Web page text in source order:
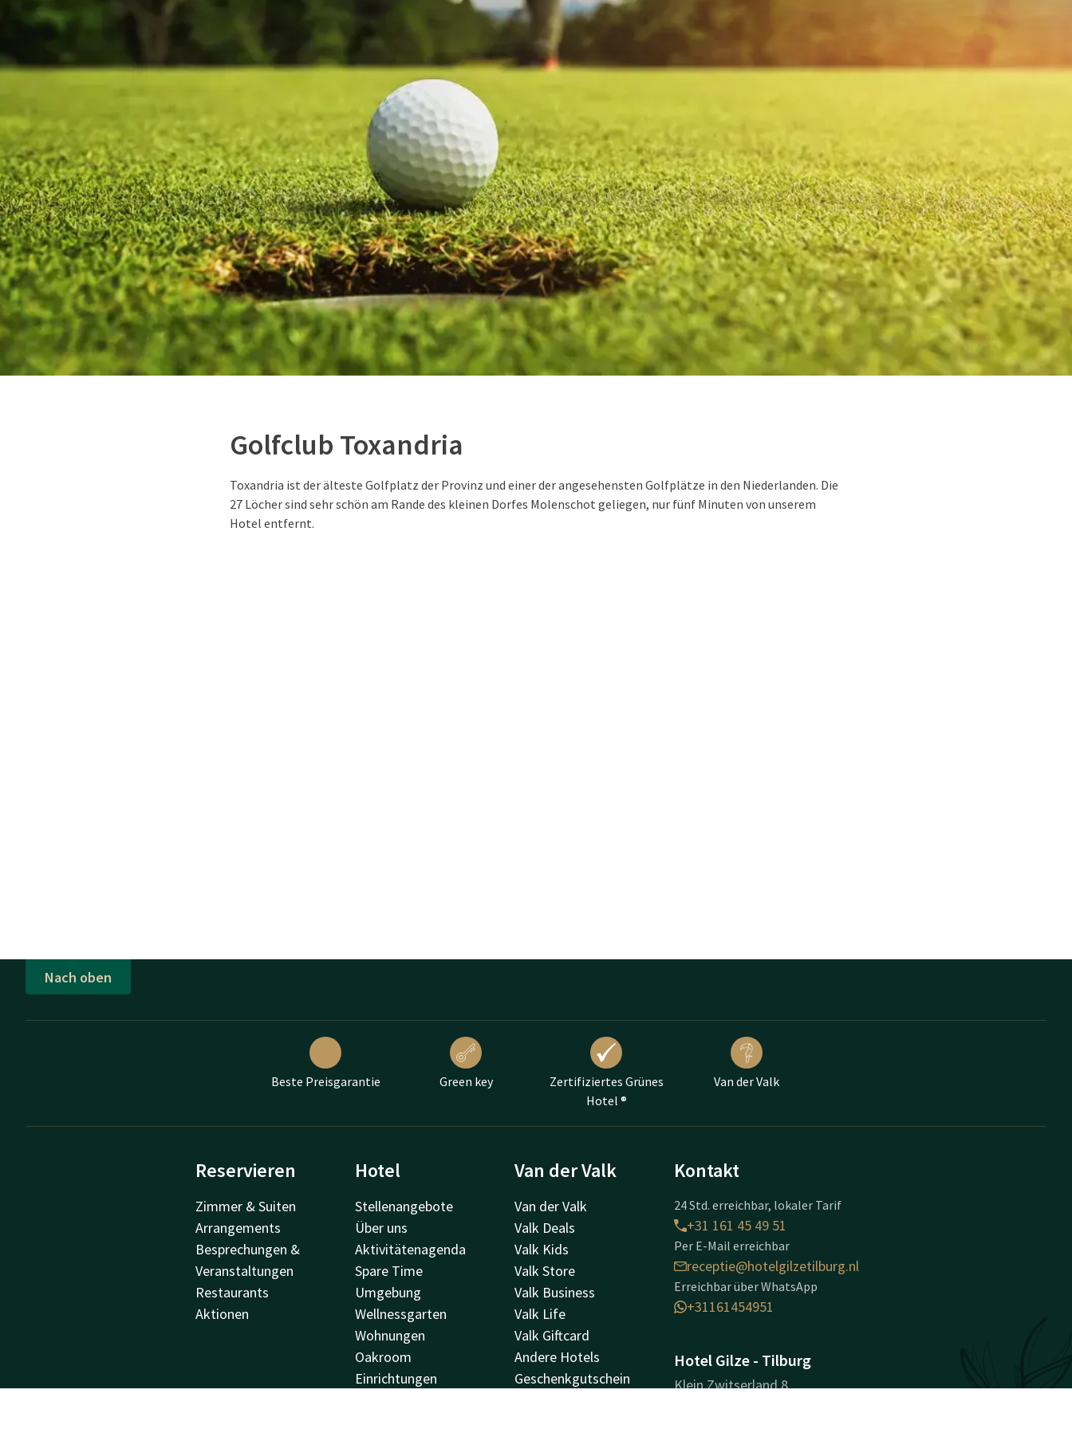
Golfclub Toxandria
Toxandria ist der älteste Golfplatz der Provinz und einer der angesehensten Golfplätze in den Niederlanden. Die
27 Löcher sind sehr schön am Rande des kleinen Dorfes Molenschot geliegen, nur fünf Minuten von unserem
Hotel entfernt.
Nach oben
Beste Preisgarantie Green key
Zertifiziertes Grünes
Hotel ®
Van der Valk
Reservieren
Zimmer & Suiten
Arrangements
Besprechungen &
Veranstaltungen
Restaurants
Aktionen
Hotel
Stellenangebote
Über uns
Aktivitätenagenda
Spare Time
Umgebung
Wellnessgarten
Wohnungen
Oakroom
Einrichtungen
Van der Valk
Van der Valk
Valk Deals
Valk Kids
Valk Store
Valk Business
Valk Life
Valk Giftcard
Andere Hotels
Geschenkgutschein
Kontakt
24 Std. erreichbar, lokaler Tarif
+31 161 45 49 51
Per E-Mail erreichbar
receptie@hotelgilzetilburg.nl
Erreichbar über WhatsApp
+31161454951
Hotel Gilze - Tilburg
Klein Zwitserland 8